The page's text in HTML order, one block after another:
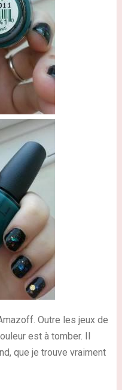
Outre les jeux de
est à tomber. Il
que je trouve vraiment